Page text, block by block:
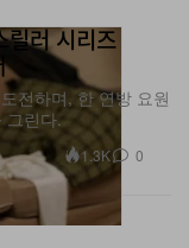
러 시리즈
전하며, 한 연방 요원
그린다.
1.3K 0